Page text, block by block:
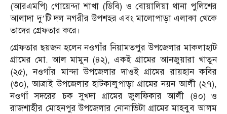
(আরএমপি) গোয়েন্দা শাখা (ডিবি) ও বোয়ালিয়া থানা পুলিশের
আলাদা দু’টি দল নগরীর উপশহর এবং মালোপাড়া এলাকা থেকে
তাদের গ্রেফতার করে।
গ্রেফতার ছয়জন হলেন নওগাঁর নিয়ামতপুর উপজেলার মাকলাহাট
গ্রামের মো. আল মামুন (৪২), একই গ্রামের আনজুয়ারা খাতুন
(২৫), নওগাঁর মান্দা উপজেলার দাওই গ্রামের রায়হান কবির
(৩০), আত্রাই উপজেলার হাটকালুপাড়া গ্রামের নয়ন আলী (২৭),
নওগাঁ সদরের চক সুখদা গ্রামের জুলফিকার আলী (৪০) ও
রাজশাহীর মোহনপুর উপজেলার নোনাভিটা গ্রামের মাহবুব আলম